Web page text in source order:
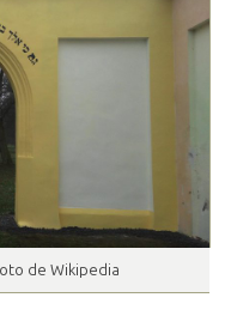
de Wikipedia